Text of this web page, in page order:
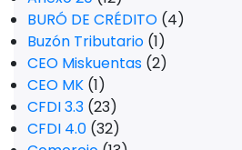
BURÓ DE CRÉDITO (4)
Buzón Tributario (1)
CEO Miskuentas (2)
CEO MK (1)
CFDI 3.3 (23)
CFDI 4.0 (32)